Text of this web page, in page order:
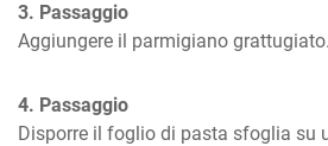
3. Passaggio
Aggiungere il parmigiano grattugiato.
4. Passaggio
Disporre il foglio di pasta sfoglia su